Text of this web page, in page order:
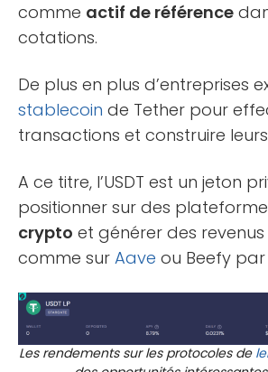
comme actif de référence
cotations.
De plus en plus d’entreprises
stablecoin de Tether pour
transactions et construire
A ce titre, l’USDT est un jeton
positionner sur des
crypto et générer des revenus
comme sur Aave ou Beefy par
Les rendements sur les protocoles de